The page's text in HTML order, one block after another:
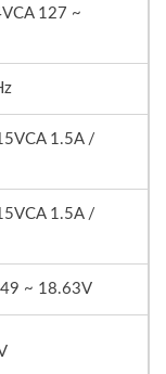
127 ~
1.5A /
1.5A /
~ 18.63V